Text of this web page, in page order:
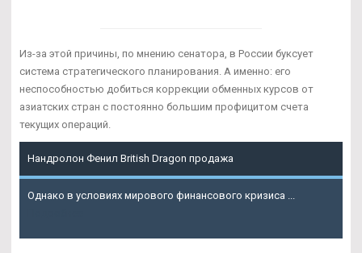
Из-за этой причины, по мнению сенатора, в России буксует
система стратегического планирования. А именно: его
неспособностью добиться коррекции обменных курсов от
азиатских стран с постоянно большим профицитом счета
текущих операций.
Нандролон Фенил British Dragon продажа
Однако в условиях мирового финансового кризиса ...